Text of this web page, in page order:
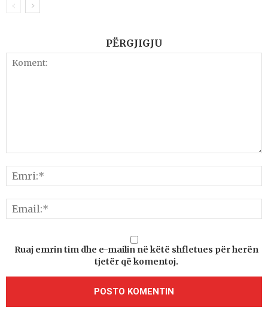
PËRGJIGJU
Ruaj emrin tim dhe e-mailin në këtë shfletues për herën
tjetër që komentoj.